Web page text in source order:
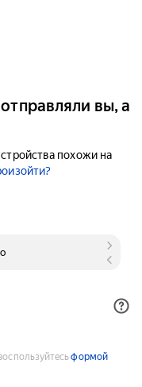
вы, а
похожи на
формой